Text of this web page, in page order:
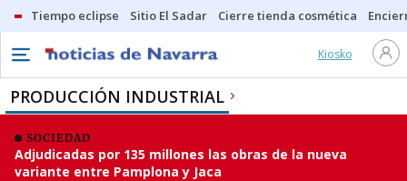
Tiempo eclipse Sitio El Sadar Cierre tienda cosmética
Kiosko
PRODUCCIÓN INDUSTRIAL
SOCIEDAD
Adjudicadas por 135 millones las obras de la nueva
variante entre Pamplona y Jaca